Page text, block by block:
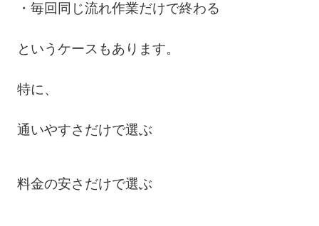
・毎回同じ流れ作業だけで終わる
というケースもあります。
特に、
通いやすさだけで選ぶ
料金の安さだけで選ぶ